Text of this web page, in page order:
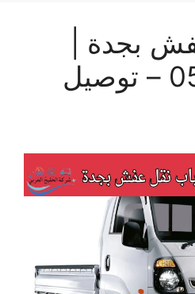
بجدة |
0566812501 – توصيل